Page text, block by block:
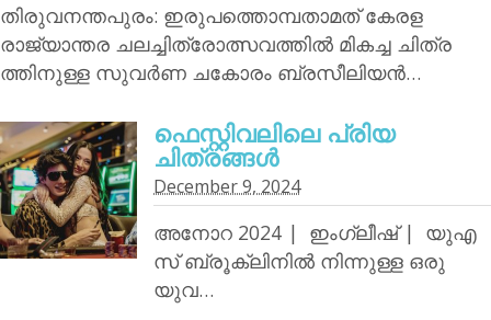
തിരുവനന്തപുരം: ഇരുപത്തൊമ്പതാമത് കേരള
രാജ്യാന്തര ചലച്ചിത്രോത്സവത്തില്‍ മികച്ച ചിത്ര
ത്തിനുള്ള സുവര്‍ണ ചകോരം ബ്രസീലിയന്‍…
ഫെസ്റ്റിവലിലെ പ്രിയ
ചിത്രങ്ങള്‍
December 9, 2024
അനോറ 2024 | ഇംഗ്ലീഷ് | യുഎ
സ് ബ്രൂക്ലിനില്‍ നിന്നുള്ള ഒരു
യുവ…